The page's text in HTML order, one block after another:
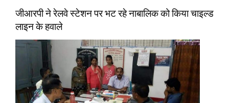
जीआरपी ने रेलवे स्टेशन पर भट रहे नाबालिक को किया चाइल्ड
लाइन के हवाले